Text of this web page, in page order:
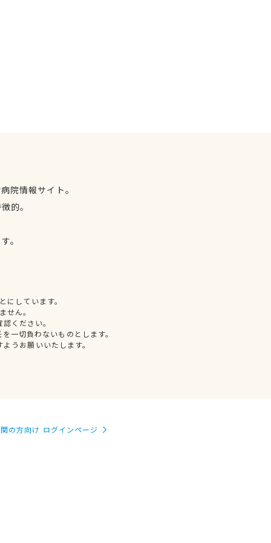
院情報サイト。
的。
。
しています。
せん。
ください。
一切負わないものとします。
うお願いいたします。
の方向け ログインページ